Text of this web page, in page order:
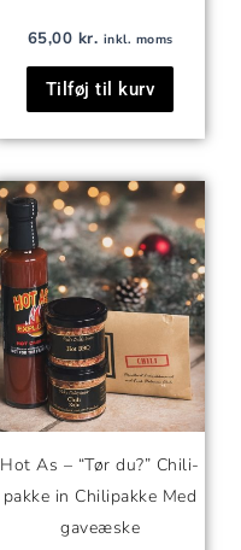
65,00 kr. inkl. moms
Tilføj til kurv
Hot As – “Tør du?” Chili-
pakke in Chilipakke Med
gaveæske